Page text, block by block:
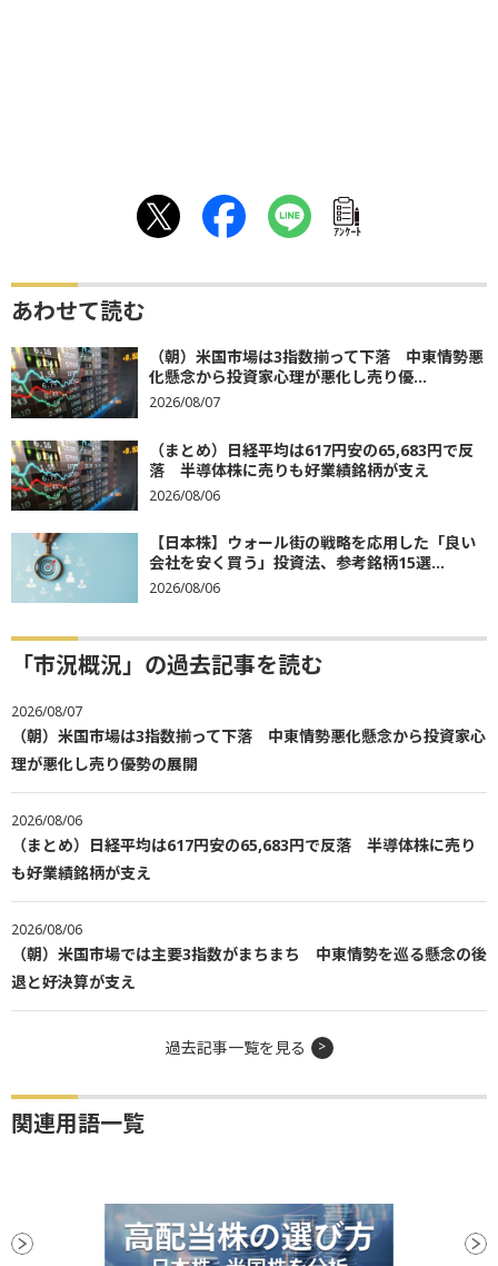
ｱﾝｹｰﾄ
あわせて読む
（朝）米国市場は3指数揃って下落 中東情勢悪
化懸念から投資家心理が悪化し売り優...
2026/08/07
（まとめ）日経平均は617円安の65,683円で反
落 半導体株に売りも好業績銘柄が支え
2026/08/06
【日本株】ウォール街の戦略を応用した「良い
会社を安く買う」投資法、参考銘柄15選...
2026/08/06
「市況概況」の過去記事を読む
2026/08/07
（朝）米国市場は3指数揃って下落 中東情勢悪化懸念から投資家心
理が悪化し売り優勢の展開
2026/08/06
（まとめ）日経平均は617円安の65,683円で反落 半導体株に売り
も好業績銘柄が支え
2026/08/06
（朝）米国市場では主要3指数がまちまち 中東情勢を巡る懸念の後
退と好決算が支え
過去記事一覧を見る
関連用語一覧